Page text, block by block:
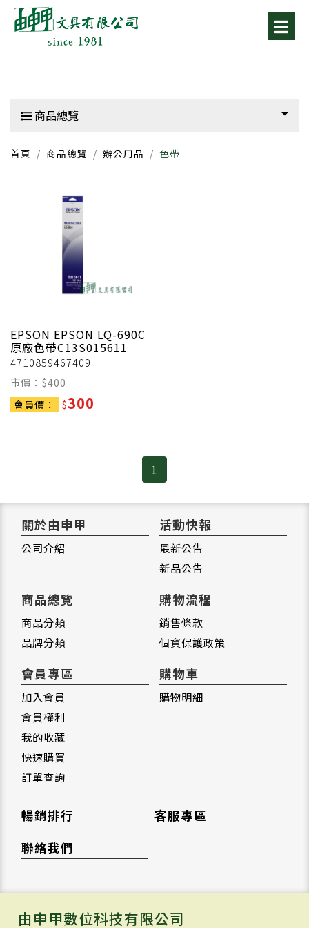
商品總覽
首頁 商品總覽 辦公用品 色帶
EPSON EPSON LQ-690C
原廠色帶C13S015611
4710859467409
市價：$400
會員價：
$300
1
關於由申甲
公司介紹
活動快報
最新公告
新品公告
商品總覽
商品分類
品牌分類
購物流程
銷售條款
個資保護政策
會員專區
加入會員
會員權利
我的收藏
快速購買
訂單查詢
購物車
購物明細
暢銷排行
客服專區
聯絡我們
由申甲數位科技有限公司